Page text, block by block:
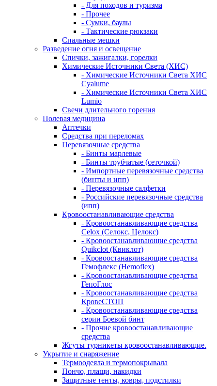
- Для походов и туризма
- Прочее
- Сумки, баулы
- Тактические рюкзаки
Спальные мешки
Разведение огня и освещение
Спички, зажигалки, горелки
Химические Источники Света (ХИС)
- Химические Источники Света ХИС
Cyalume
- Химические Источники Света ХИС
Lumio
Свечи длительного горения
Полевая медицина
Аптечки
Средства при переломах
Перевязочные средства
- Бинты марлевые
- Бинты трубчатые (сеточкой)
- Импортные перевязочные средства
(бинты и ипп)
- Перевязочные салфетки
- Российские перевязочные средства
(ипп)
Кровоостанавливающие средства
- Кровоостанавливающие средства
Celox (Селокс, Целокс)
- Кровоостанавливающие средства
Quikclot (Квиклот)
- Кровоостанавливающие средства
Гемофлекс (Hemoflex)
- Кровоостанавливающие средства
ГепоГлос
- Кровоостанавливающие средства
КровеСТОП
- Кровоостанавливающие средства
серии Боевой бинт
- Прочие кровоостанавливающие
средства
Жгуты турникеты кровоостанавливающие.
Укрытие и снаряжение
Термоодеяла и термопокрывала
Пончо, плащи, накидки
Защитные тенты, ковры, подстилки